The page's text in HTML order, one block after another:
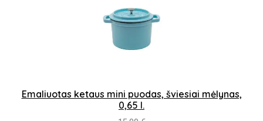
Emaliuotas ketaus mini puodas, šviesiai mėlynas,
0,65 l.